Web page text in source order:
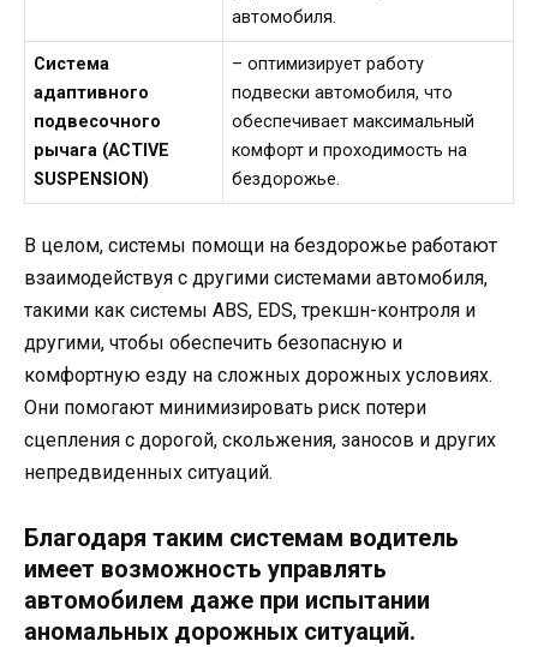
автомобиля.
Система
адаптивного
подвесочного
рычага (ACTIVE
SUSPENSION)
– оптимизирует работу
подвески автомобиля, что
обеспечивает максимальный
комфорт и проходимость на
бездорожье.
В целом, системы помощи на бездорожье работают
взаимодействуя с другими системами автомобиля,
такими как системы ABS, EDS, трекшн-контроля и
другими, чтобы обеспечить безопасную и
комфортную езду на сложных дорожных условиях.
Они помогают минимизировать риск потери
сцепления с дорогой, скольжения, заносов и других
непредвиденных ситуаций.
Благодаря таким системам водитель
имеет возможность управлять
автомобилем даже при испытании
аномальных дорожных ситуаций.